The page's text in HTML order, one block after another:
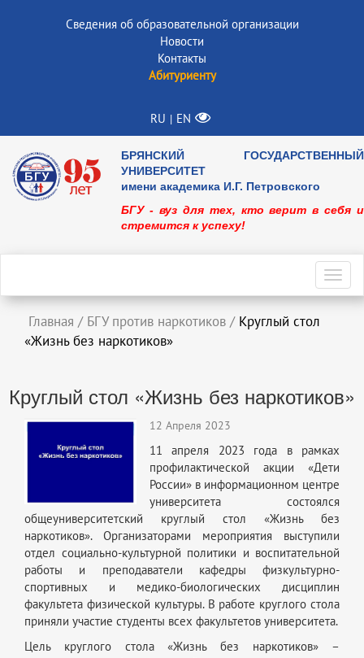
Сведения об образовательной организации
Новости
Контакты
Абитуриенту
RU | EN
БРЯНСКИЙ ГОСУДАРСТВЕННЫЙ
УНИВЕРСИТЕТ
имени академика И.Г. Петровского
БГУ - вуз для тех, кто верит в себя и
стремится к успеху!
Главная / БГУ против наркотиков / Круглый стол
«Жизнь без наркотиков»
Круглый стол «Жизнь без наркотиков»
12 Апреля 2023
11 апреля 2023 года в рамках
профилактической акции «Дети
России» в информационном центре
университета состоялся
общеуниверситетский круглый стол «Жизнь без
наркотиков». Организаторами мероприятия выступили
отдел социально-культурной политики и воспитательной
работы и преподаватели кафедры физкультурно-
спортивных и медико-биологических дисциплин
факультета физической культуры. В работе круглого стола
приняли участие студенты всех факультетов университета.
Цель круглого стола «Жизнь без наркотиков» –